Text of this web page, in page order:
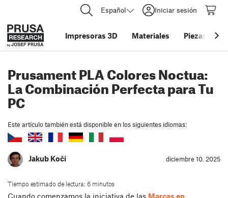
Español Iniciar sesión
Impresoras 3D Materiales Piezas y
Prusament PLA Colores Noctua:
La Combinación Perfecta para Tu
PC
Este artículo también está disponible en los siguientes idiomas:
Jakub Kočí diciembre 10. 2025
Tiempo estimado de lectura: 6 minutos
Cuando comenzamos la iniciativa de las Marcas en